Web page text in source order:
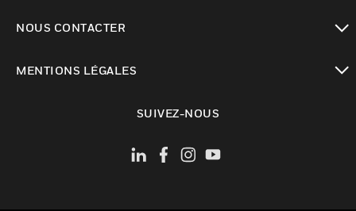
NOUS CONTACTER
MENTIONS LÉGALES
SUIVEZ-NOUS